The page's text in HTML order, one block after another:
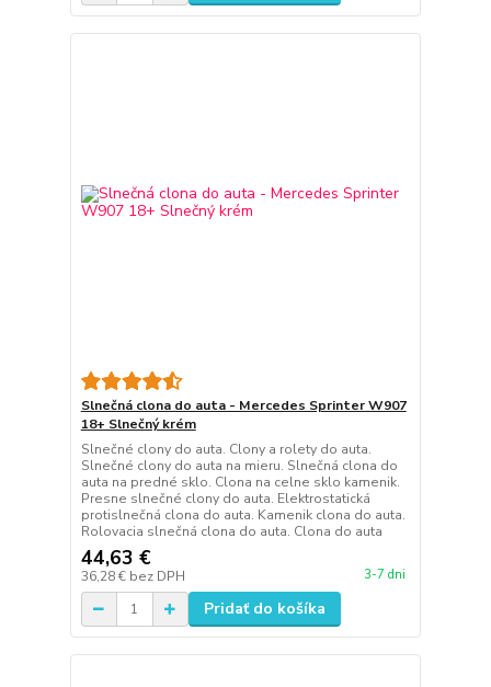
Slnečná clona do auta - Mercedes Sprinter W907
18+ Slnečný krém
Slnečné clony do auta. Clony a rolety do auta.
Slnečné clony do auta na mieru. Slnečná clona do
auta na predné sklo. Clona na celne sklo kamenik.
Presne slnečné clony do auta. Elektrostatická
protislnečná clona do auta. Kamenik clona do auta.
Rolovacia slnečná clona do auta. Clona do auta
44,63 €
36,28 € bez DPH 3-7 dni
Pridať do košíka